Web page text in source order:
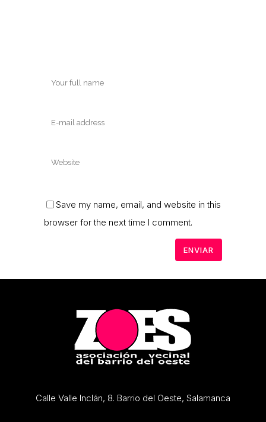
Save my name, email, and website in this
browser for the next time I comment.
Calle Valle Inclán, 8. Barrio del Oeste, Salamanca